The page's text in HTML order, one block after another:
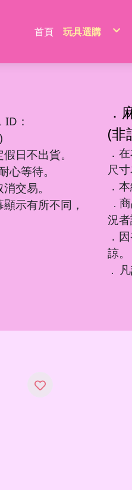
首頁 玩具選購
射擊玩具
：
日不出貨。
心等待。
交易。
示有所不同，
．
(非
．
尺
．
．
況
．
諒。
．